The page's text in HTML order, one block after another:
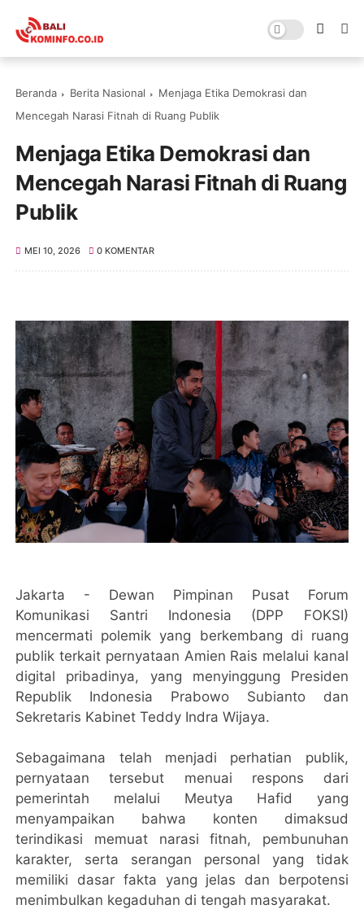
Beranda Berita Nasional
Menjaga Etika Demokrasi dan
Mencegah Narasi Fitnah di Ruang Publik
Menjaga Etika Demokrasi dan
Mencegah Narasi Fitnah di Ruang
Publik
MEI 10, 2026 0 KOMENTAR
Jakarta - Dewan Pimpinan Pusat Forum
Komunikasi Santri Indonesia (DPP FOKSI)
mencermati polemik yang berkembang di ruang
publik terkait pernyataan Amien Rais melalui kanal
digital pribadinya, yang menyinggung Presiden
Republik Indonesia Prabowo Subianto dan
Sekretaris Kabinet Teddy Indra Wijaya.
Sebagaimana telah menjadi perhatian publik,
pernyataan tersebut menuai respons dari
pemerintah melalui Meutya Hafid yang
menyampaikan bahwa konten dimaksud
terindikasi memuat narasi fitnah, pembunuhan
karakter, serta serangan personal yang tidak
memiliki dasar fakta yang jelas dan berpotensi
menimbulkan kegaduhan di tengah masyarakat.